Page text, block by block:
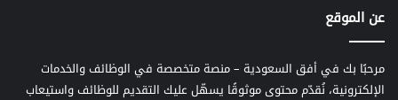
عن الموقع
مرحبًا بك في أفق السعودية – منصة متخصصة في الوظائف والخدمات
الإلكترونية، نُقدّم محتوى موثوقًا يسهّل عليك التقديم للوظائف واستيعاب